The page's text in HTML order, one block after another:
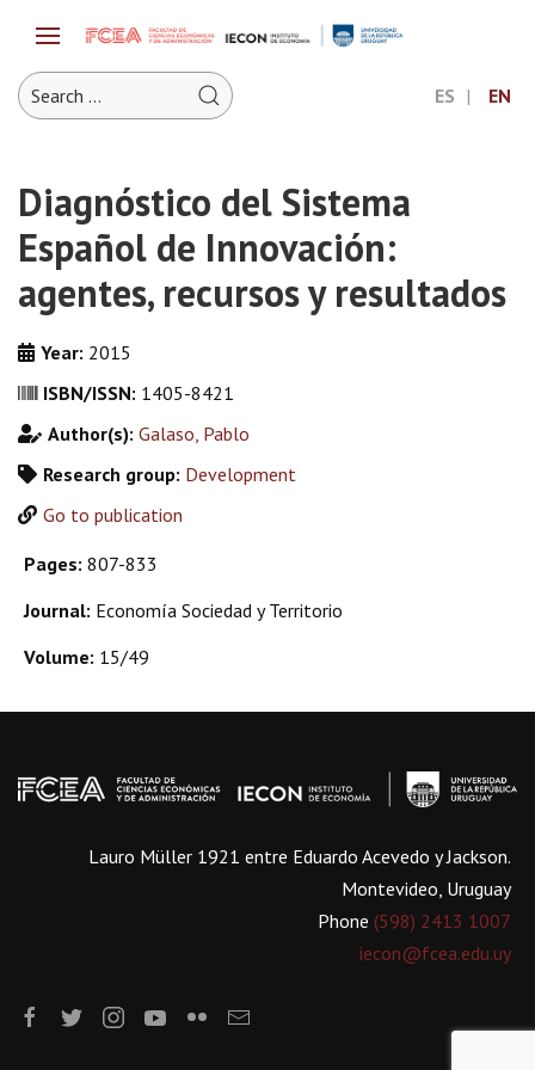
ES EN
Diagnóstico del Sistema
Español de Innovación:
agentes, recursos y resultados
Year: 2015
ISBN/ISSN: 1405-8421
Author(s): Galaso, Pablo
Research group: Development
Go to publication
Pages: 807-833
Journal: Economía Sociedad y Territorio
Volume: 15/49
Lauro Müller 1921 entre Eduardo Acevedo y Jackson.
Montevideo, Uruguay
Phone (598) 2413 1007
iecon@fcea.edu.uy